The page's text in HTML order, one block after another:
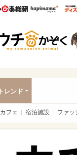
ウレぴあ総研
ハ
トレンド
カフェ 宿泊施設 ファッ